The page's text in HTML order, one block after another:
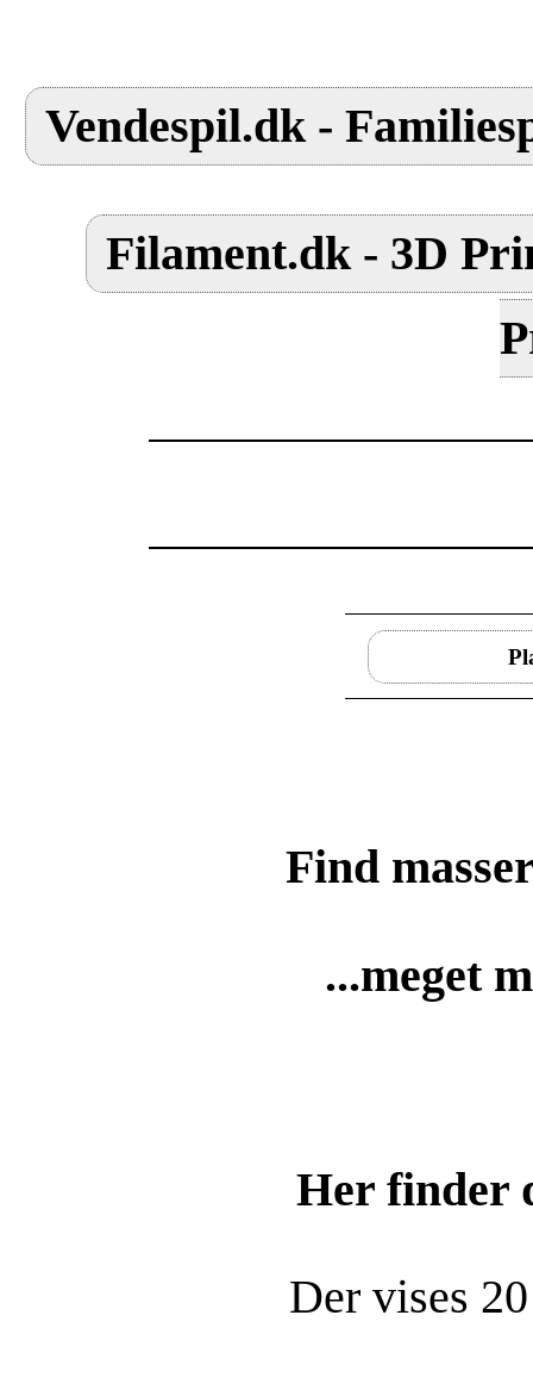
Vendespil.dk -
Filament.dk - 3D
Find
...meget
Her finder
Der vises